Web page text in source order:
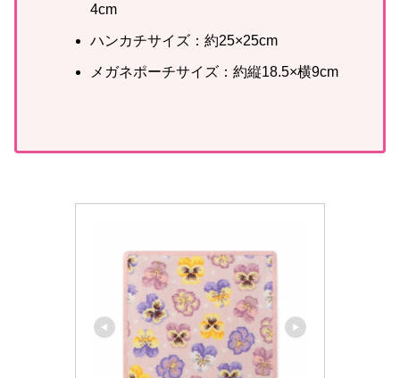
4cm
ハンカチサイズ：約25×25cm
メガネポーチサイズ：約縦18.5×横9cm